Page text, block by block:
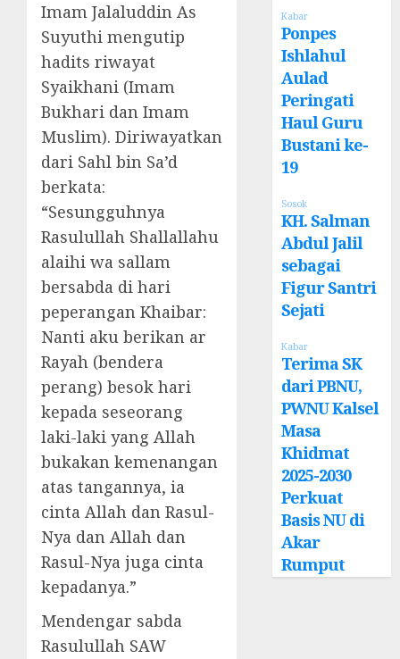
Imam Jalaluddin As
Suyuthi mengutip
hadits riwayat
Syaikhani (Imam
Bukhari dan Imam
Muslim). Diriwayatkan
dari Sahl bin Sa’d
berkata:
“Sesungguhnya
Rasulullah Shallallahu
alaihi wa sallam
bersabda di hari
peperangan Khaibar:
Nanti aku berikan ar
Rayah (bendera
perang) besok hari
kepada seseorang
laki-laki yang Allah
bukakan kemenangan
atas tangannya, ia
cinta Allah dan Rasul-
Nya dan Allah dan
Rasul-Nya juga cinta
kepadanya.”
Mendengar sabda
Rasulullah SAW
Kabar
Ponpes
Ishlahul
Aulad
Peringati
Haul Guru
Bustani ke-
19
Sosok
KH. Salman
Abdul Jalil
sebagai
Figur Santri
Sejati
Kabar
Terima SK
dari PBNU,
PWNU Kalsel
Masa
Khidmat
2025-2030
Perkuat
Basis NU di
Akar
Rumput